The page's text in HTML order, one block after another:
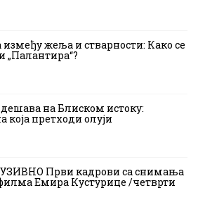
између жеља и стварности: Како се
„Палантира“?
на Блиском истоку:
која претходи олуји
Први кадрови са снимања
Емира Кустурице /четврти